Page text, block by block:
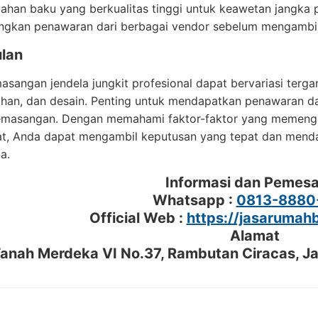
baku yang berkualitas tinggi untuk keawetan jangka
penawaran dari berbagai vendor sebelum
jendela jungkit profesional dapat bervariasi
dan desain. Penting untuk mendapatkan penawaran
Dengan memahami faktor-faktor yang
Anda dapat mengambil keputusan yang tepat dan
Informasi dan
Whatsapp : 0813-
Official Web : https://
Alamat
Merdeka VI No.37, Rambutan Ciracas,